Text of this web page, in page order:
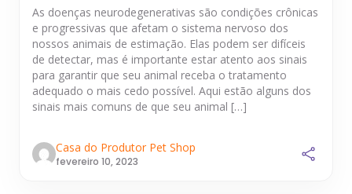
As doenças neurodegenerativas são condições crônicas
e progressivas que afetam o sistema nervoso dos
nossos animais de estimação. Elas podem ser difíceis
de detectar, mas é importante estar atento aos sinais
para garantir que seu animal receba o tratamento
adequado o mais cedo possível. Aqui estão alguns dos
sinais mais comuns de que seu animal […]
Casa do Produtor Pet Shop
fevereiro 10, 2023